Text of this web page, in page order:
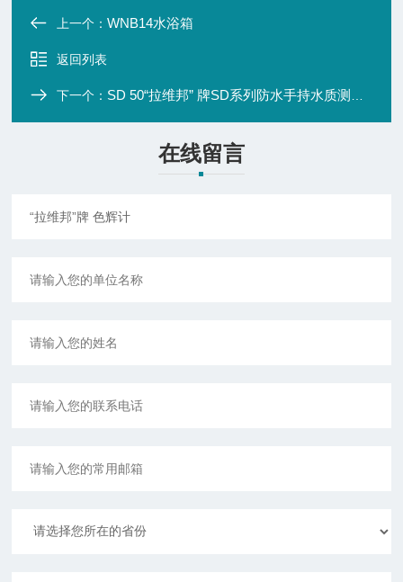
上一个：WNB14水浴箱
返回列表
下一个： SD 50“拉维邦” 牌SD系列防水手持水质测试仪
在线留言